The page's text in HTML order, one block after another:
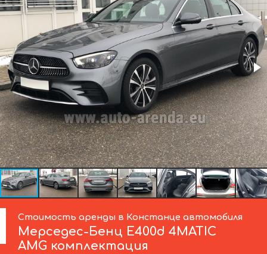
Стоимость аренды в Констанце автомобиля
Мерседес-Бенц E400d 4MATIC
AMG комплектация